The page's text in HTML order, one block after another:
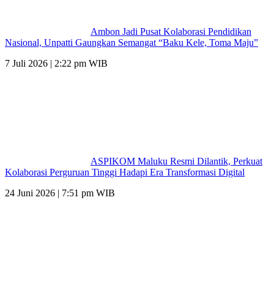
Ambon Jadi Pusat Kolaborasi Pendidikan
Nasional, Unpatti Gaungkan Semangat “Baku Kele, Toma Maju”
7 Juli 2026 | 2:22 pm WIB
ASPIKOM Maluku Resmi Dilantik, Perkuat
Kolaborasi Perguruan Tinggi Hadapi Era Transformasi Digital
24 Juni 2026 | 7:51 pm WIB